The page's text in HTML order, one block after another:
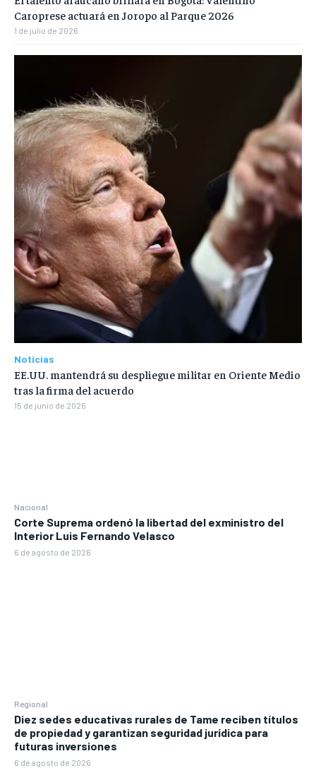
Nacional
Corte Suprema ordenó la libertad del exministro del
Interior Luis Fernando Velasco
6 de agosto de 2026
Regional
Diez sedes educativas rurales de Tame reciben títulos
de propiedad y garantizan seguridad jurídica para
futuras inversiones
6 de agosto de 2026
Caroprese actuará en Joropo al Parque 2026
1 de julio de 2026
Noticias
EE.UU. mantendrá su despliegue militar en Oriente Medio
tras la firma del acuerdo
15 de junio de 2026